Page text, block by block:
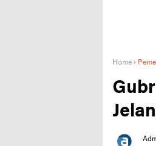
Home ›